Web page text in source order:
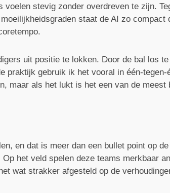
voelen stevig zonder overdreven te zijn.
staat de AI zo
uit positie te lokken. Door de bal los
praktijk gebruik ik het vooral in één-
maar als het lukt is het een van de meest
en dat is meer dan een bullet point op
het veld spelen deze teams merkbaar
wat strakker afgesteld op de